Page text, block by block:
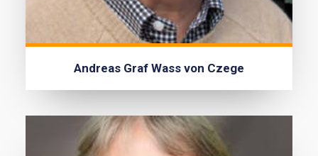
Andreas Graf Wass von Czege